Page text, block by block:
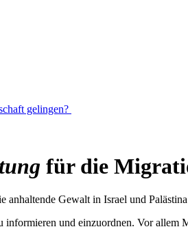
gelingen?
für die
Gewalt in Israel und
und einzuordnen. Vor